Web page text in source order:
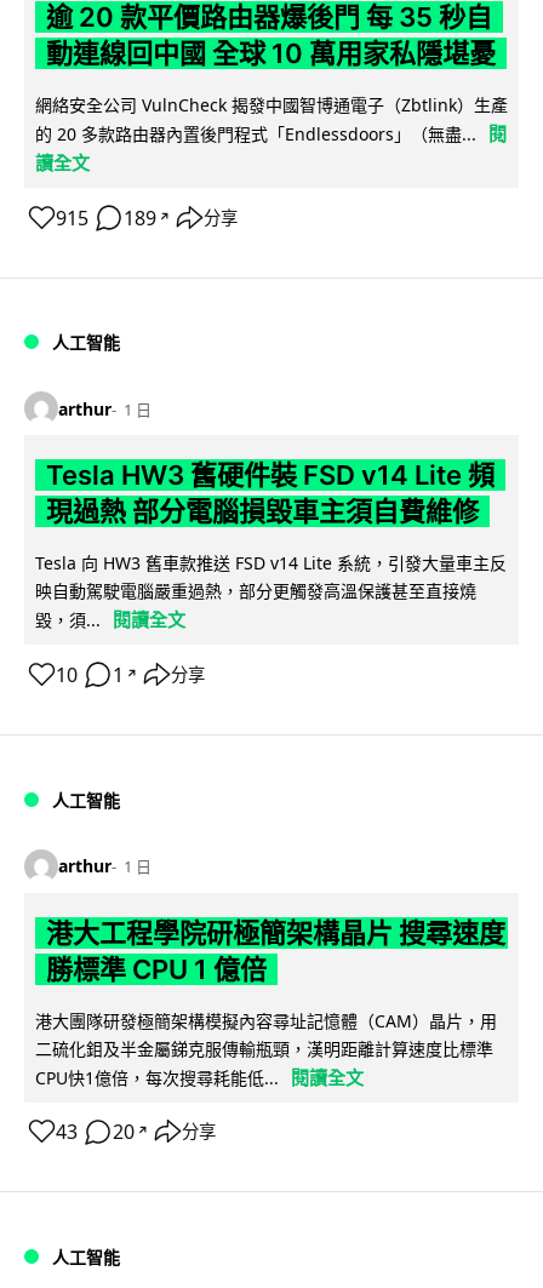
逾 20 款平價路由器爆後門 每 35 秒自
動連線回中國 全球 10 萬用家私隱堪憂
網絡安全公司 VulnCheck 揭發中國智博通電子（Zbtlink）生產
的 20 多款路由器內置後門程式「Endlessdoors」（無盡...
閱
讀全文
915 189 ↗ 分享
人工智能
arthur 1 日
Tesla HW3 舊硬件裝 FSD v14 Lite 頻
現過熱 部分電腦損毀車主須自費維修
Tesla 向 HW3 舊車款推送 FSD v14 Lite 系統，引發大量車主反
映自動駕駛電腦嚴重過熱，部分更觸發高溫保護甚至直接燒
毀，須...
閱讀全文
10 1 ↗ 分享
人工智能
arthur 1 日
港大工程學院研極簡架構晶片 搜尋速度
勝標準 CPU 1 億倍
港大團隊研發極簡架構模擬內容尋址記憶體（CAM）晶片，用
二硫化鉬及半金屬銻克服傳輸瓶頸，漢明距離計算速度比標準
CPU快1億倍，每次搜尋耗能低...
閱讀全文
43 20 ↗ 分享
人工智能